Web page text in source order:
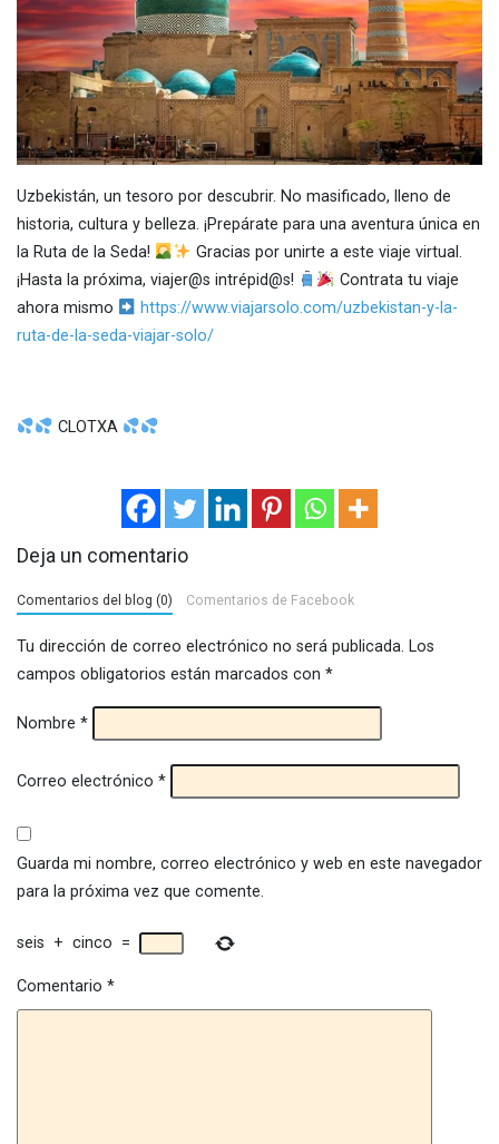
Uzbekistán, un tesoro por descubrir. No masificado, lleno de
historia, cultura y belleza. ¡Prepárate para una aventura única en
la Ruta de la Seda!
Gracias por unirte a este viaje virtual.
¡Hasta la próxima, viajer@s intrépid@s!
Contrata tu viaje
ahora mismo
https://www.viajarsolo.com/uzbekistan-y-la-
ruta-de-la-seda-viajar-solo/
CLOTXA
Deja un comentario
Comentarios del blog (0) Comentarios de Facebook
Tu dirección de correo electrónico no será publicada. Los
campos obligatorios están marcados con *
Nombre *
Correo electrónico *
Guarda mi nombre, correo electrónico y web en este navegador
para la próxima vez que comente.
seis + cinco =
Comentario *